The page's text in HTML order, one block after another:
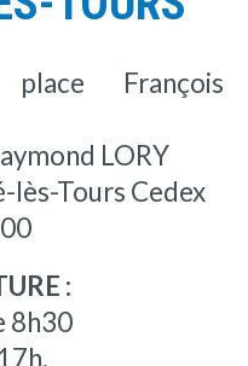
François
LORY
lès-Tours Cedex
:
8h30